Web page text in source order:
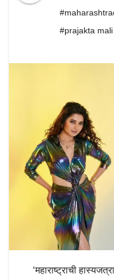
#prajakta
‘महाराष्ट्राची